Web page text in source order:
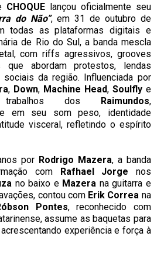
CHOQUE lançou oficialmente seu
do Não”, em 31 de outubro de
todas as plataformas digitais e
de Rio do Sul, a banda mescla
com riffs agressivos, grooves
que abordam protestos, lendas
da região. Influenciada por
, Down, Machine Head, Soulflye
dos Raimundos,
em seu som peso, identidade
visceral, refletindo o espírito
por Rodrigo Mazera, a banda
com Rafhael Jorge nos
no baixo e Mazera na guitarra e
contou com Erik Correa na
Pontes, reconhecido com
assume as baquetas para
experiência e força à